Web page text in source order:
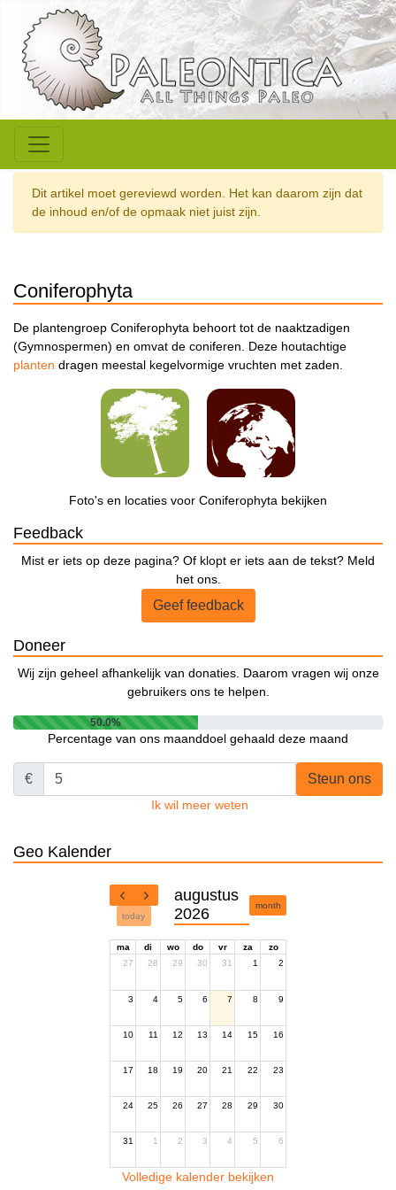
Dit artikel moet gereviewd worden. Het kan daarom zijn dat
de inhoud en/of de opmaak niet juist zijn.
Coniferophyta
De plantengroep Coniferophyta behoort tot de naaktzadigen
(Gymnospermen) en omvat de coniferen. Deze houtachtige
planten dragen meestal kegelvormige vruchten met zaden.
Foto's en locaties voor Coniferophyta bekijken
Feedback
Mist er iets op deze pagina? Of klopt er iets aan de tekst? Meld
het ons.
Geef feedback
Doneer
Wij zijn geheel afhankelijk van donaties. Daarom vragen wij onze
gebruikers ons te helpen.
50.0%
Percentage van ons maanddoel gehaald deze maand
€ Steun ons
Ik wil meer weten
Geo Kalender
today
augustus
2026
month
ma di wo do vr za
zo
27
28 29 30 31 1 2
3 4 5 6 7 8 9
10 11 12 13 14 15 16
17 18 19 20 21 22 23
24 25 26 27 28 29 30
31 1 2 3 4 5 6
Volledige kalender bekijken